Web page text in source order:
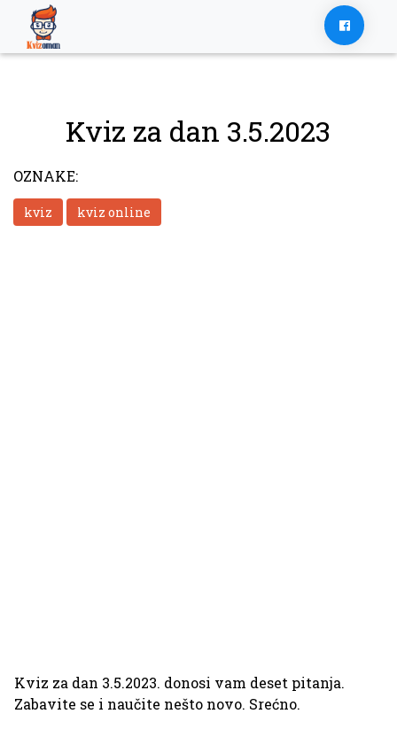
content
Kviz za dan 3.5.2023
OZNAKE:
kviz kviz online
Kviz za dan 3.5.2023. donosi vam deset pitanja.
Zabavite se i naučite nešto novo. Srećno.